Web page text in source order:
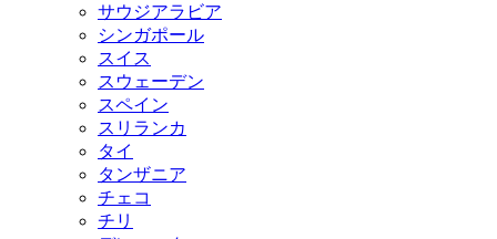
サウジアラビア
シンガポール
スイス
スウェーデン
スペイン
スリランカ
タイ
タンザニア
チェコ
チリ